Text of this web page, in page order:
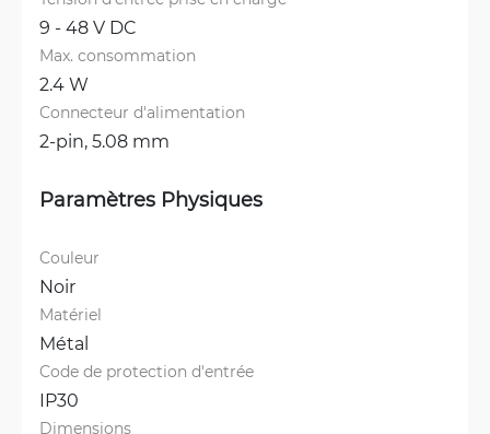
9 - 48 V DC
Max. consommation
2.4 W
Connecteur d'alimentation
2-pin, 5.08 mm
Paramètres Physiques
Couleur
Noir
Matériel
Métal
Code de protection d'entrée
IP30
Dimensions